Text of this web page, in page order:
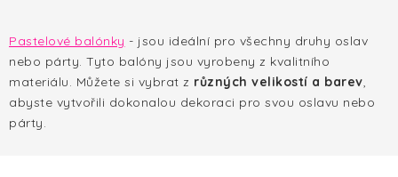
SVATBA
AKČNÍ CENY!
Pastelové balónky - jsou ideální pro všechny druhy oslav
nebo párty. Tyto balóny jsou vyrobeny z kvalitního
materiálu. Můžete si vybrat z různých velikostí a barev,
abyste vytvořili dokonalou dekoraci pro svou oslavu nebo
párty.